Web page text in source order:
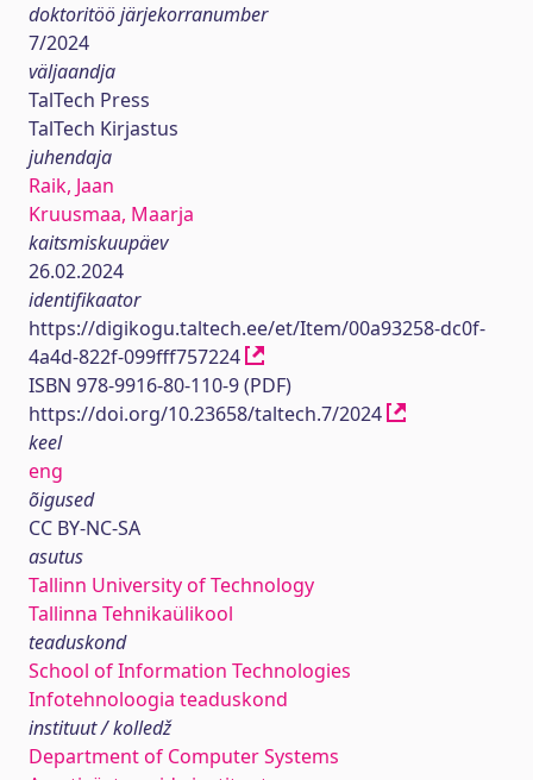
doktoritöö järjekorranumber
7/2024
väljaandja
TalTech Press
TalTech Kirjastus
juhendaja
Raik, Jaan
Kruusmaa, Maarja
kaitsmiskuupäev
26.02.2024
identifikaator
https://digikogu.taltech.ee/et/Item/00a93258-dc0f-
4a4d-822f-099fff757224
ISBN 978-9916-80-110-9 (PDF)
https://doi.org/10.23658/taltech.7/2024
keel
eng
õigused
CC BY-NC-SA
asutus
Tallinn University of Technology
Tallinna Tehnikaülikool
teaduskond
School of Information Technologies
Infotehnoloogia teaduskond
instituut / kolledž
Department of Computer Systems